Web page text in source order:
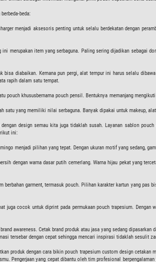
beda:
menjadi aksesoris penting untuk selalu berdekatan dengan
merupakan item yang serbaguna. Paling sering dijadikan sebagai
bisa diabaikan. Kemana pun pergi, alat tempur ini harus selalu
rapih dalam satu tempat.
pouch khususbernama pouch pensil. Bentuknya memanjang
yang memiliki nilai serbaguna. Banyak dipakai untuk makeup,
design semau kita juga tidaklah susah. Layanan sablon
ini:
menjadi pilihan yang tepat. Dengan ukuran motif yang sedang,
dengan warna dasar putih cemerlang. Warna hijau pekat yang
berbahan garment, termasuk pouch. Pilihan karakter kartun yang
juga cocok untuk diprint pada permukaan pouch trapesium.
awareness. Cetak brand produk atau jasa yang sedang dipasarkan
tersebar dengan cepat sehingga mencari inspirasi tidaklah sesulit
produk dengan cara bikin pouch trapesium custom design
Pengerjaan yang cepat dibantu oleh tim profesional